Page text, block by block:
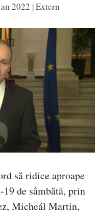
2022 |Extern
să ridice aproape
de sâmbătă, prin
Micheál Martin,